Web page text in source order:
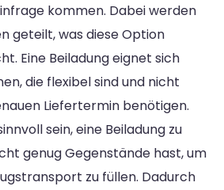
kommen. Dabei werden
geteilt, was diese Option
Eine Beiladung eignet sich
die flexibel sind und nicht
Liefertermin benötigen.
sein, eine Beiladung zu
genug Gegenstände hast, um
zu füllen. Dadurch